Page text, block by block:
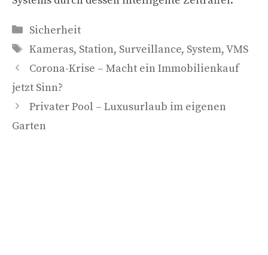
Kategorien
Sicherheit
Schlagwörter
Kameras, Station, Surveillance, System,VMS
Corona-Krise – Macht ein Immobilienkauf
jetzt Sinn?
Privater Pool – Luxusurlaub im eigenen
Garten